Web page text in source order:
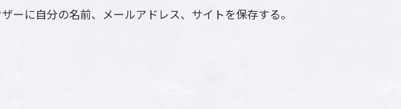
ーに自分の名前、メールアドレス、サイトを保存する。